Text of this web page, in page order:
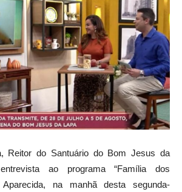
Reitor do Santuário do Bom Jesus da
ao programa “Família dos
na manhã desta segunda-